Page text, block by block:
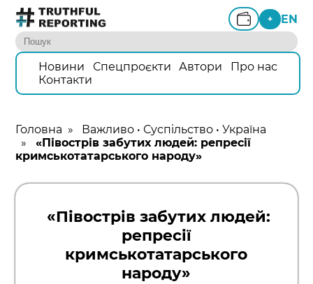
+ EN
Новини Спецпроєкти Автори
Про нас
Контакти
Головна » Важливо • Суспільство •Україна
»
«Півострів забутих людей: репресії
кримськотатарського народу»
«Півострів забутих людей:
репресії
кримськотатарського
народу»